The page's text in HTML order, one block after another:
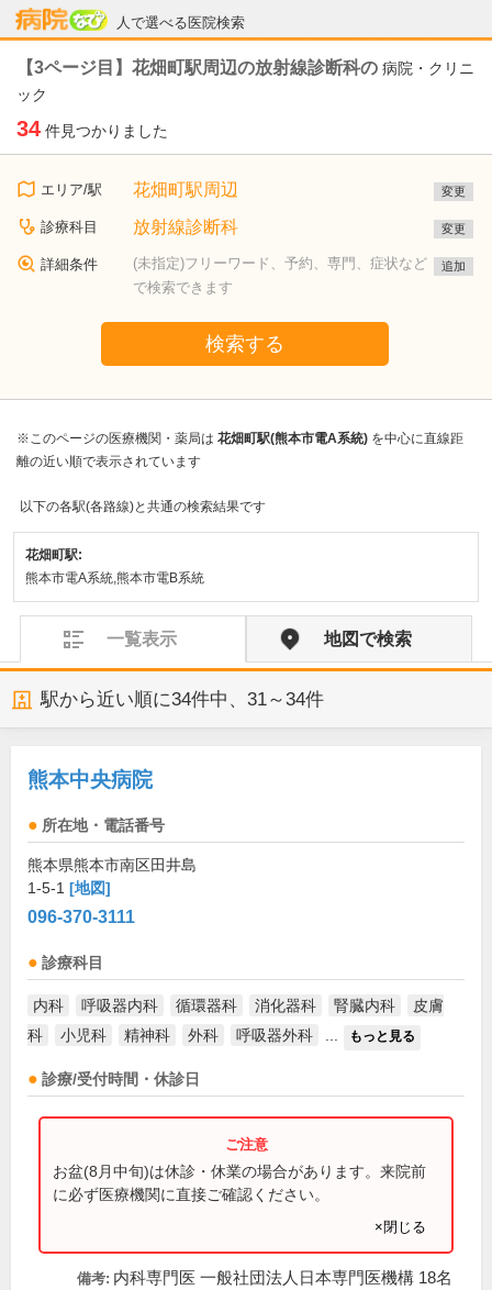
人で選べる医院検索
病院なび
【3ページ目】花畑町駅周辺の放射線診断科の 病院・クリニ
ック
34 件見つかりました
エリア/駅 花畑町駅周辺 変更
診療科目 放射線診断科 変更
詳細条件
(未指定)フリーワード、予約、専門、症状など
で検索できます
追加
検索する
※このページの医療機関・薬局は 花畑町駅(熊本市電A系統) を中心に直線距
離の近い順で表示されています
以下の各駅(各路線)と共通の検索結果です
花畑町駅:
熊本市電A系統,熊本市電B系統
一覧表示 地図で検索
駅から近い順に34件中、 31～34件
熊本中央病院
所在地・電話番号
熊本県熊本市南区田井島
1-5-1 [地図]
096-370-3111
診療科目
内科 呼吸器内科 循環器科 消化器科 腎臓内科
皮膚
科
小児科 精神科 外科 呼吸器外科 もっと見る
診療/受付時間・休診日
お盆(8月中旬)は休診・休業の場合があります。来院前
に必ず医療機関に直接ご確認ください。
×閉じる
備考: 内科専門医 一般社団法人日本専門医機構 18名